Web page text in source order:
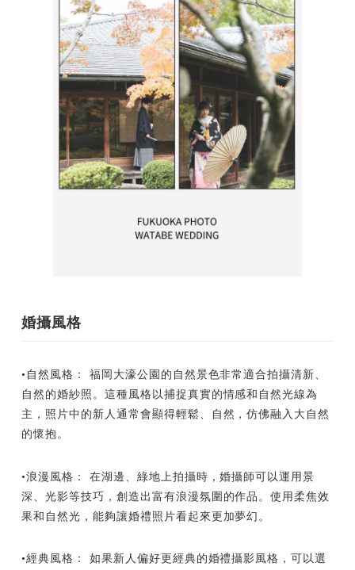
婚攝風格
•自然風格： 福岡大濠公園的自然景色非常適合拍攝清新、
自然的婚紗照。這種風格以捕捉真實的情感和自然光線為
主，照片中的新人通常會顯得輕鬆、自然，仿佛融入大自然
的懷抱。
•浪漫風格： 在湖邊、綠地上拍攝時，婚攝師可以運用景
深、光影等技巧，創造出富有浪漫氛圍的作品。使用柔焦效
果和自然光，能夠讓婚禮照片看起來更加夢幻。
•經典風格： 如果新人偏好更經典的婚禮攝影風格，可以選